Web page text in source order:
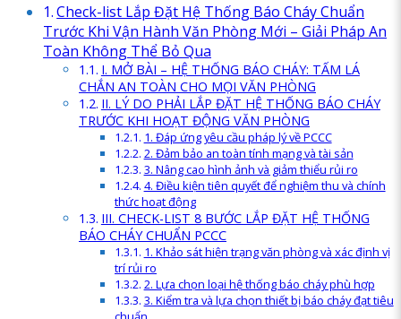
Check-list Lắp Đặt Hệ Thống Báo Cháy Chuẩn
Trước Khi Vận Hành Văn Phòng Mới – Giải Pháp An
Toàn Không Thể Bỏ Qua
I. MỞ BÀI – HỆ THỐNG BÁO CHÁY: TẤM LÁ
CHẮN AN TOÀN CHO MỌI VĂN PHÒNG
II. LÝ DO PHẢI LẮP ĐẶT HỆ THỐNG BÁO CHÁY
TRƯỚC KHI HOẠT ĐỘNG VĂN PHÒNG
1. Đáp ứng yêu cầu pháp lý về PCCC
2. Đảm bảo an toàn tính mạng và tài sản
3. Nâng cao hình ảnh và giảm thiểu rủi ro
4. Điều kiện tiên quyết để nghiệm thu và chính
thức hoạt động
III. CHECK-LIST 8 BƯỚC LẮP ĐẶT HỆ THỐNG
BÁO CHÁY CHUẨN PCCC
1. Khảo sát hiện trạng văn phòng và xác định vị
trí rủi ro
2. Lựa chọn loại hệ thống báo cháy phù hợp
3. Kiểm tra và lựa chọn thiết bị báo cháy đạt tiêu